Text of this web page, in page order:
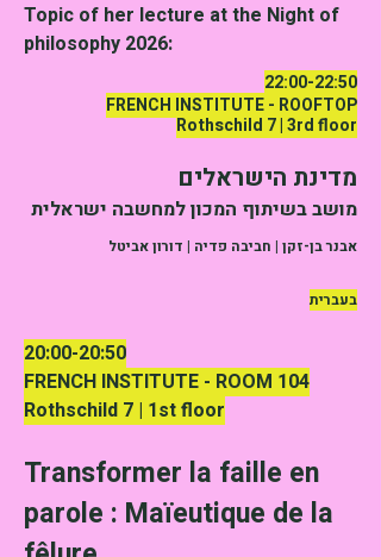
Topic of her lecture at the Night of
philosophy 2026:
22:00-22:50
FRENCH INSTITUTE - ROOFTOP
Rothschild 7 | 3rd floor
מדינת הישראלים
​מושב בשיתוף המכון למחשבה ישראלית
אבנר בן-זקן | חביבה פדיה | דורון אביטל
בעברית
20:00-20:50
FRENCH INSTITUTE - ROOM 104
Rothschild 7 | 1st floor
Transformer la faille en
parole : Maïeutique de la